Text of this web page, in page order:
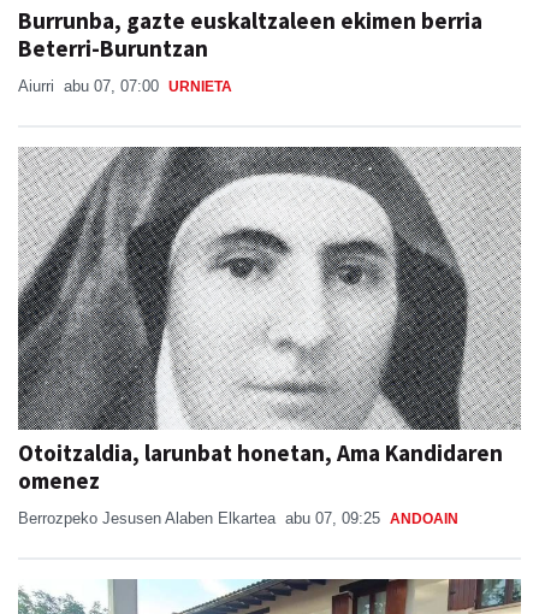
Burrunba, gazte euskaltzaleen ekimen berria
Beterri-Buruntzan
Aiurri abu 07, 07:00 URNIETA
Otoitzaldia, larunbat honetan, Ama Kandidaren
omenez
Berrozpeko Jesusen Alaben Elkartea abu 07, 09:25 ANDOAIN